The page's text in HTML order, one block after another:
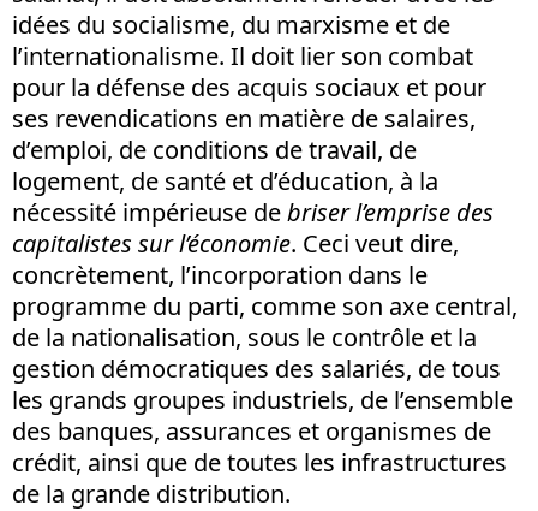
idées du socialisme, du marxisme et de
l’internationalisme. Il doit lier son combat
pour la défense des acquis sociaux et pour
ses revendications en matière de salaires,
d’emploi, de conditions de travail, de
logement, de santé et d’éducation, à la
nécessité impérieuse debriser l’emprise des
capitalistes sur l’économie. Ceci veut dire,
concrètement, l’incorporation dans le
programme du parti, comme son axe central,
de la nationalisation, sous le contrôle et la
gestion démocratiques des salariés, de tous
les grands groupes industriels, de l’ensemble
des banques, assurances et organismes de
crédit, ainsi que de toutes les infrastructures
de la grande distribution.